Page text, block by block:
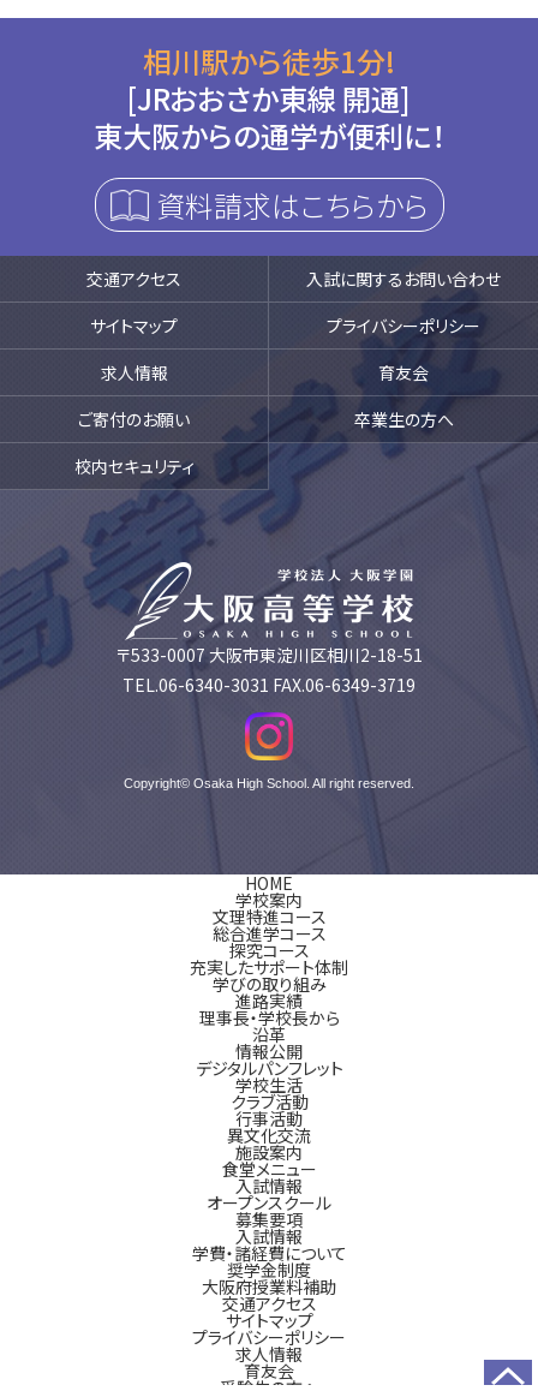
相川駅から徒歩1分!
[JRおおさか東線 開通]
東大阪からの通学が便利に！
資料請求はこちらから
交通アクセス
入試に関するお問い合わせ
サイトマップ
プライバシーポリシー
求人情報
育友会
ご寄付のお願い
卒業生の方へ
校内セキュリティ
〒533-0007 大阪市東淀川区相川2-18-51
TEL.06-6340-3031 FAX.06-6349-3719
Copyright© Osaka High School. All right reserved.
HOME
学校案内
文理特進コース
総合進学コース
探究コース
充実したサポート体制
学びの取り組み
進路実績
理事長・学校長から
沿革
情報公開
デジタルパンフレット
学校生活
クラブ活動
行事活動
異文化交流
施設案内
食堂メニュー
入試情報
オープンスクール
募集要項
入試情報
学費・諸経費について
奨学金制度
大阪府授業料補助
交通アクセス
サイトマップ
プライバシーポリシー
求人情報
育友会